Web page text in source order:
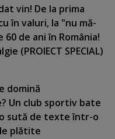
vin! De la prima
în valuri, la "nu mă-
de ani în România!
(PROIECT SPECIAL)
domină
Un club sportiv bate
sută de texte într-o
plătite